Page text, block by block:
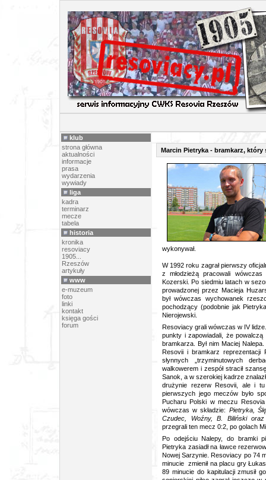
klub
strona główna
aktualności
informacje
prasa
wydarzenia
wywiady
liga
kadra
terminarz
mecze
tabela
historia
kronika
resoviacy
1905...
Rzeszów
artykuły
www
e-muzeum
foto
linki
kontakt
księga gości
forum
Marcin Pietryka - bramkarz, który
wykonywał.
W 1992 roku zagrał pierwszy
z młodzieżą pracowali wówczas
Kozerski. Po siedmiu latach w
prowadzonej przez Macieja
był wówczas wychowanek
pochodzący (podobnie jak
Nierojewski.
Resoviacy grali wówczas w IV
punkty i zapowiadali, że
bramkarza. Był nim Maciej
Resovii i bramkarz reprezentacji
słynnych „trzyminutowych
walkowerem i zespół stracił
Sanok, a w szerokiej kadrze
drużynie rezerw Resovii, ale i
pierwszych jego meczów było
Pucharu Polski w meczu
wówczas w składzie: Pietryka,
Czudec, Woźny, B. Biliński
przegrali ten mecz 0:2, po golach
Po odejściu Nalepy, do bramki
Pietryka zasiadł na ławce
Nowej Sarzynie. Resoviacy po 74
minucie zmienił na placu gry
89 minucie do kapitulacji zmusił